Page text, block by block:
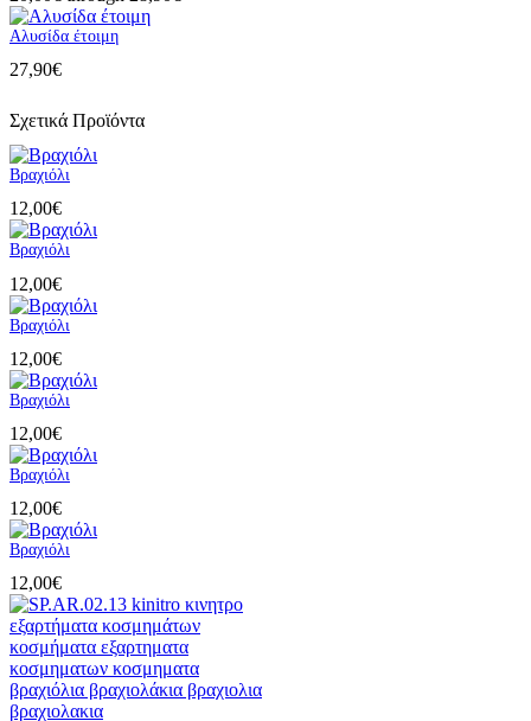
Αλυσίδα έτοιμη
27,90€
Σχετικά Προϊόντα
Βραχιόλι
12,00€
Βραχιόλι
12,00€
Βραχιόλι
12,00€
Βραχιόλι
12,00€
Βραχιόλι
12,00€
Βραχιόλι
12,00€